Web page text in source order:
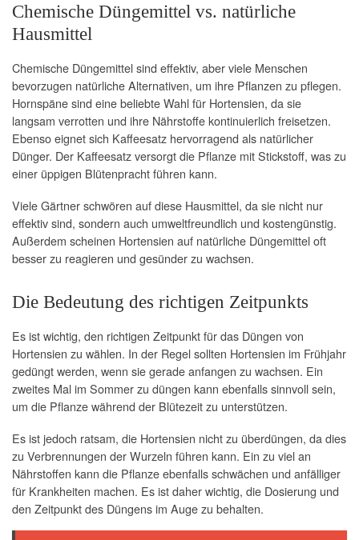
Chemische Düngemittel vs. natürliche
Hausmittel
Chemische Düngemittel sind effektiv, aber viele Menschen
bevorzugen natürliche Alternativen, um ihre Pflanzen zu pflegen.
Hornspäne sind eine beliebte Wahl für Hortensien, da sie
langsam verrotten und ihre Nährstoffe kontinuierlich freisetzen.
Ebenso eignet sich Kaffeesatz hervorragend als natürlicher
Dünger. Der Kaffeesatz versorgt die Pflanze mit Stickstoff, was zu
einer üppigen Blütenpracht führen kann.
Viele Gärtner schwören auf diese Hausmittel, da sie nicht nur
effektiv sind, sondern auch umweltfreundlich und kostengünstig.
Außerdem scheinen Hortensien auf natürliche Düngemittel oft
besser zu reagieren und gesünder zu wachsen.
Die Bedeutung des richtigen Zeitpunkts
Es ist wichtig, den richtigen Zeitpunkt für das Düngen von
Hortensien zu wählen. In der Regel sollten Hortensien im Frühjahr
gedüngt werden, wenn sie gerade anfangen zu wachsen. Ein
zweites Mal im Sommer zu düngen kann ebenfalls sinnvoll sein,
um die Pflanze während der Blütezeit zu unterstützen.
Es ist jedoch ratsam, die Hortensien nicht zu überdüngen, da dies
zu Verbrennungen der Wurzeln führen kann. Ein zu viel an
Nährstoffen kann die Pflanze ebenfalls schwächen und anfälliger
für Krankheiten machen. Es ist daher wichtig, die Dosierung und
den Zeitpunkt des Düngens im Auge zu behalten.